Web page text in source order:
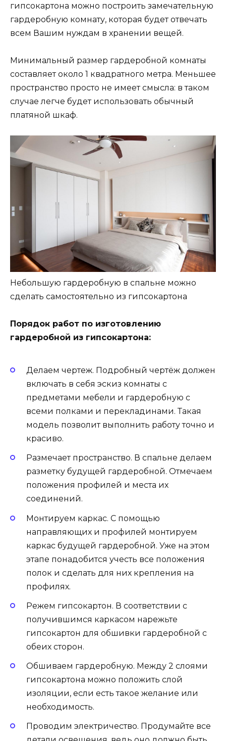
гипсокартона можно построить замечательную
гардеробную комнату, которая будет отвечать
всем Вашим нуждам в хранении вещей.
Минимальный размер гардеробной комнаты
составляет около 1 квадратного метра. Меньшее
пространство просто не имеет смысла: в таком
случае легче будет использовать обычный
платяной шкаф.
Небольшую гардеробную в спальне можно
сделать самостоятельно из гипсокартона
Порядок работ по изготовлению
гардеробной из гипсокартона:
Делаем чертеж. Подробный чертёж должен
включать в себя эскиз комнаты с
предметами мебели и гардеробную с
всеми полками и перекладинами. Такая
модель позволит выполнить работу точно и
красиво.
Размечает пространство. В спальне делаем
разметку будущей гардеробной. Отмечаем
положения профилей и места их
соединений.
Монтируем каркас. С помощью
направляющих и профилей монтируем
каркас будущей гардеробной. Уже на этом
этапе понадобится учесть все положения
полок и сделать для них крепления на
профилях.
Режем гипсокартон. В соответствии с
получившимся каркасом нарежьте
гипсокартон для обшивки гардеробной с
обеих сторон.
Обшиваем гардеробную. Между 2 слоями
гипсокартона можно положить слой
изоляции, если есть такое желание или
необходимость.
Проводим электричество. Продумайте все